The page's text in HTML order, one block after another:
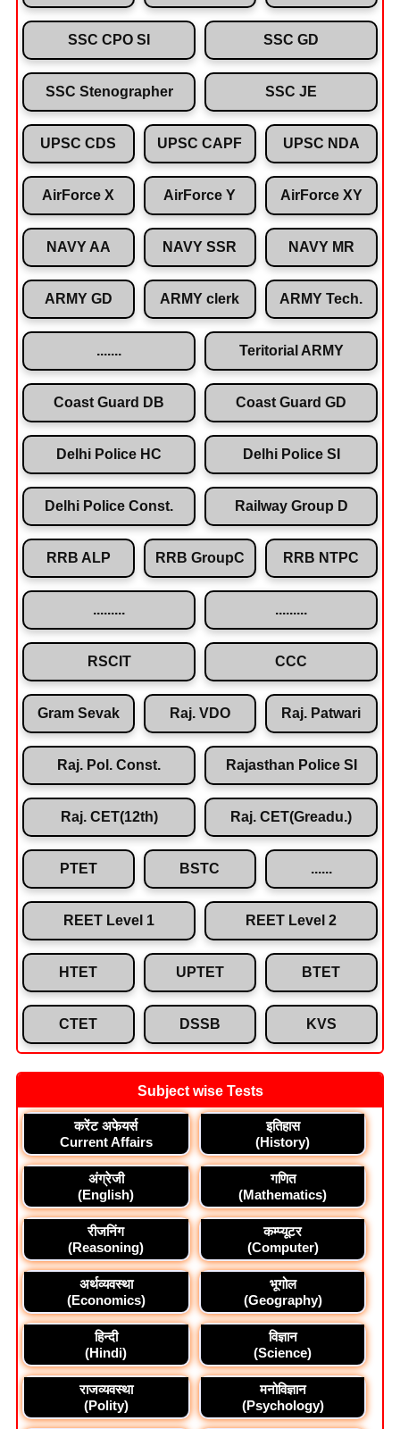
SSC CPO SI SSC GD
SSC Stenographer SSC JE
UPSC CDS UPSC CAPF UPSC NDA
AirForce X AirForce Y AirForce XY
NAVY AA NAVY SSR NAVY MR
ARMY GD ARMY clerk ARMY Tech.
Teritorial ARMY
Coast Guard DB Coast Guard GD
Delhi Police HC Delhi Police SI
Delhi Police Const. Railway Group D
RRB ALP RRB GroupC RRB NTPC
RSCIT CCC
Gram Sevak Raj. VDO Raj. Patwari
Raj. Pol. Const. Rajasthan Police SI
Raj. CET(12th) Raj. CET(Greadu.)
PTET BSTC
REET Level 1 REET Level 2
HTET UPTET BTET
CTET DSSB KVS
Subject wise Tests
करेंट अफेयर्स
Current Affairs
इतिहास
(History)
अंग्रेजी
(English)
गणित
(Mathematics)
रीजनिंग
(Reasoning)
कम्प्यूटर
(Computer)
अर्थव्यवस्था
(Economics)
भूगोल
(Geography)
हिन्दी
(Hindi)
विज्ञान
(Science)
राजव्यवस्था
(Polity)
मनोविज्ञान
(Psychology)